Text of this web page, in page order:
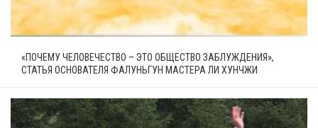
«ПОЧЕМУ ЧЕЛОВЕЧЕСТВО – ЭТО ОБЩЕСТВО ЗАБЛУЖДЕНИЯ»,
СТАТЬЯ ОСНОВАТЕЛЯ ФАЛУНЬГУН МАСТЕРА ЛИ ХУНЧЖИ